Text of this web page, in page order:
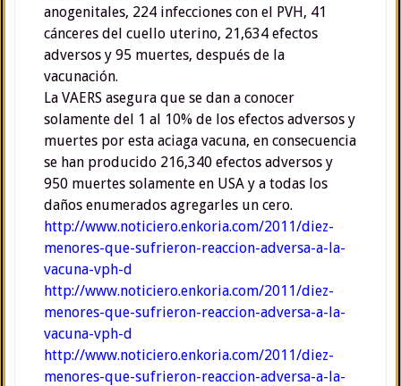
anogenitales, 224 infecciones con el PVH, 41
cánceres del cuello uterino, 21,634 efectos
adversos y 95 muertes, después de la
vacunación.
La VAERS asegura que se dan a conocer
solamente del 1 al 10% de los efectos adversos y
muertes por esta aciaga vacuna, en consecuencia
se han producido 216,340 efectos adversos y
950 muertes solamente en USA y a todas los
daños enumerados agregarles un cero.
http://www.noticiero.enkoria.com/2011/diez-
menores-que-sufrieron-reaccion-adversa-a-la-
vacuna-vph-d
http://www.noticiero.enkoria.com/2011/diez-
menores-que-sufrieron-reaccion-adversa-a-la-
vacuna-vph-d
http://www.noticiero.enkoria.com/2011/diez-
menores-que-sufrieron-reaccion-adversa-a-la-